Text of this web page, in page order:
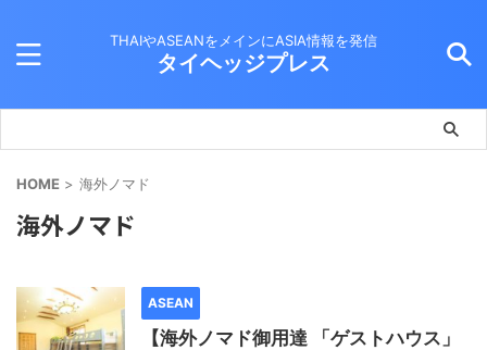
THAIやASEANをメインにASIA情報を発信
タイヘッジプレス
HOME > 海外ノマド
海外ノマド
ASEAN
【海外ノマド御用達 「ゲストハウス」